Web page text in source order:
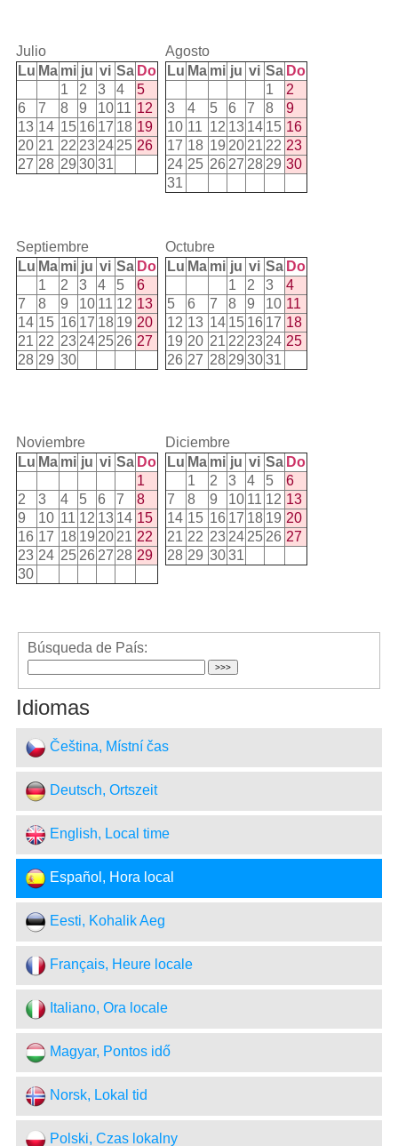
Julio
Lu Ma mi ju vi Sa Do
1
2 3 4
5
6
7 8 9 10 11 12
13 14 15 16 17 18 19
20 21 22 23 24 25 26
27 28 29 3031
Agosto
Lu Ma mi ju vi Sa Do
1
2
3
4 5 6 7 8
9
10 11 12 13 14 15 16
17 18 19 20 21 22 23
24 25 26 27 28 29 30
31
Septiembre
Lu Ma mi ju vi Sa Do
1
2 3 4 5
6
7
8 9 10 11 12 13
14 15 16 17 18 19 20
21 22 23 24 25 26 27
28 29 30
Octubre
Lu Ma mi ju vi Sa Do
1
2 3
4
5
6 7 8 9 10 11
12 13 14 15 16 17 18
19 20 21 22 23 24 25
26 27 28 29 3031
Noviembre
Lu Ma mi ju vi Sa Do
1
2
3 4 5 6 7
8
9
10 11 12 13 14 15
16 17 18 19 20 21 22
23 24 25 26 27 28 29
30
Diciembre
Lu Ma mi ju vi Sa Do
1
2 3 4 5
6
7
8 9 10 11 12 13
14 15 16 17 18 19 20
21 22 23 24 25 26 27
28 29 3031
Búsqueda de País:
Idiomas
Čeština, Místní čas
Deutsch, Ortszeit
English, Local time
Español, Hora local
Eesti, Kohalik Aeg
Français, Heure locale
Italiano, Ora locale
Magyar, Pontos idő
Norsk, Lokal tid
Polski, Czas lokalny